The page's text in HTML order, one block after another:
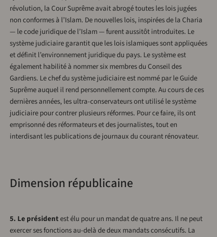
révolution, la Cour Suprême avait abrogé toutes les lois jugées
non conformes à l’Islam. De nouvelles lois, inspirées de la Charia
— le code juridique de l’Islam — furent aussitôt introduites. Le
système judiciaire garantit que les lois islamiques sont appliquées
et définit l’environnement juridique du pays. Le système est
également habilité à nommer six membres du Conseil des
Gardiens. Le chef du système judiciaire est nommé par le Guide
Suprême auquel il rend personnellement compte. Au cours de ces
dernières années, les ultra-conservateurs ont utilisé le système
judiciaire pour contrer plusieurs réformes. Pour ce faire, ils ont
emprisonné des réformateurs et des journalistes, tout en
interdisant les publications de journaux du courant rénovateur.
Dimension républicaine
5. Le présidentest élu pour un mandat de quatre ans. Il ne peut
exercer ses fonctions au-delà de deux mandats consécutifs. La